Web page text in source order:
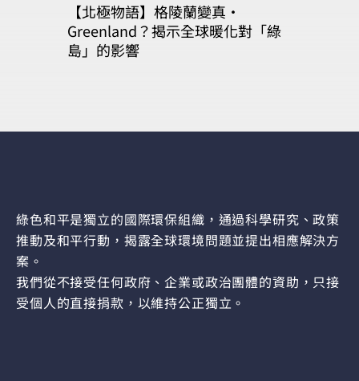
【北極物語】格陵蘭變真‧
Greenland？揭示全球暖化對「綠
島」的影響
綠色和平是獨立的國際環保組織，通過科學研究、政策
推動及和平行動，揭露全球環境問題並提出相應解決方
案。
我們從不接受任何政府、企業或政治團體的資助，只接
受個人的直接捐款，以維持公正獨立。